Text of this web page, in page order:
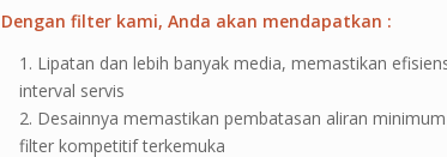
Dengan filter kami, Anda akan mendapatkan :
Lipatan dan lebih banyak media, memastikan
interval servis
Desainnya memastikan pembatasan aliran
filter kompetitif terkemuka